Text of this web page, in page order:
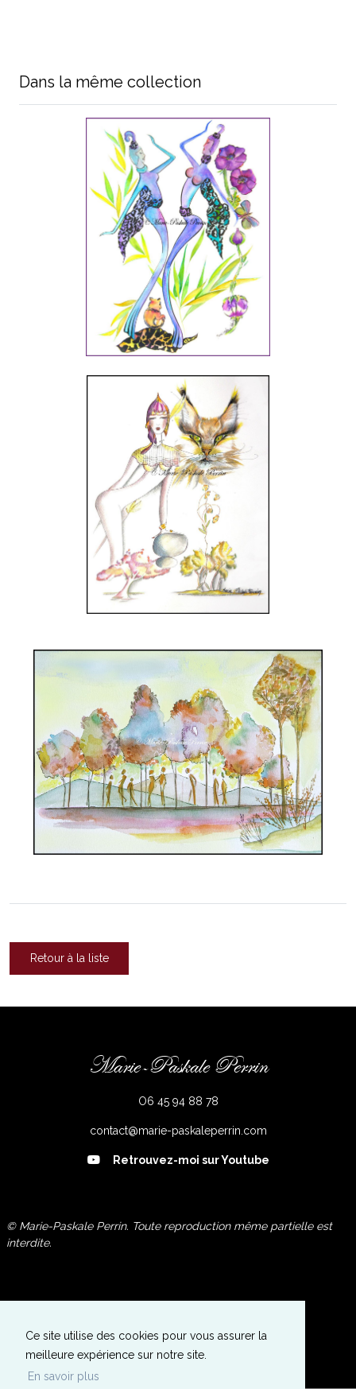
Ce site utilise des cookies pour vous assurer la
meilleure expérience sur notre site.
En savoir plus
Dans la même collection
Retour à la liste
Marie-Paskale Perrin
O6 45 94 88 78
contact@marie-paskaleperrin.com
Retrouvez-moi sur Youtube
© Marie-Paskale Perrin. Toute reproduction même partielle est
interdite.
Expositions
A propos de l'Artiste